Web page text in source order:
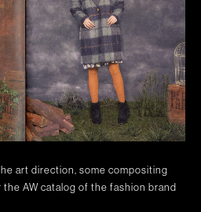
art direction, some compositing
AW catalog of the fashion brand